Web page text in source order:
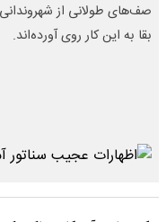
صف‌های طولانی از
بقا به این کار روی آورده‌اند.